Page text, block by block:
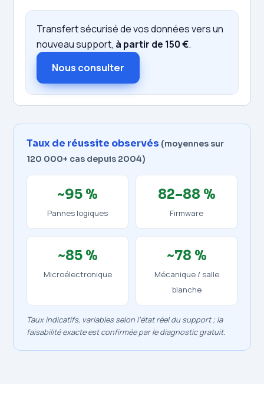
Transfert sécurisé de vos données vers un
nouveau support, à partir de 150 €.
Nous consulter
Taux de réussite observés (moyennes sur
120 000+ cas depuis 2004)
~95 %
Pannes logiques
82–88 %
Firmware
~85 %
Microélectronique
~78 %
Mécanique / salle
blanche
Taux indicatifs, variables selon l'état réel du support ; la
faisabilité exacte est confirmée par le diagnostic gratuit.